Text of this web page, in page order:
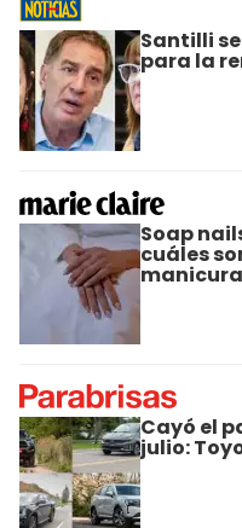
Santilli
para la
Soap
cuáles
Cayó el
julio: